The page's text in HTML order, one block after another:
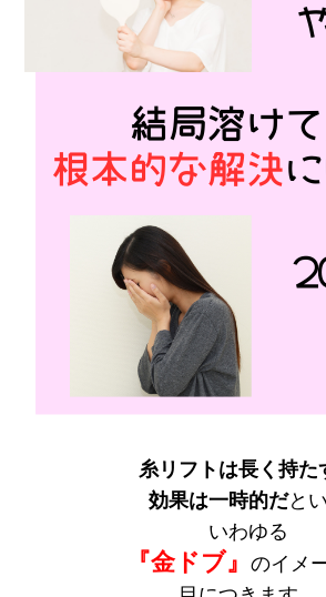
糸リフトは長く持た
効果は一時的だと
いわゆる
『金ドブ』 のイメ